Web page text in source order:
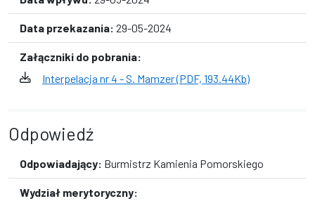
Data przekazania: 29-05-2024
Załączniki do pobrania:
Interpelacja nr 4 - S. Mamzer (PDF, 193.44Kb)
Odpowiedź
Odpowiadający: Burmistrz Kamienia Pomorskiego
Wydział merytoryczny: